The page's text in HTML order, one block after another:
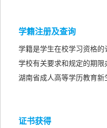
学籍注册及查询
学籍是学生在校学习资格
学校有关要求和规定的期
湖南省成人高等学历教育
证书获得